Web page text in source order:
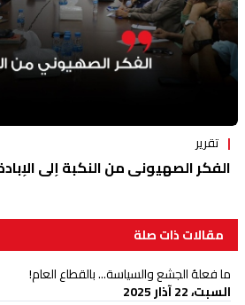
تقرير
الفكر الصهيوني من النكبة إلى
مقالات ذات صلة
ما فعلهُ الجشع والسياسة... بالقطاع العام!
السبت، 22 آذار 2025